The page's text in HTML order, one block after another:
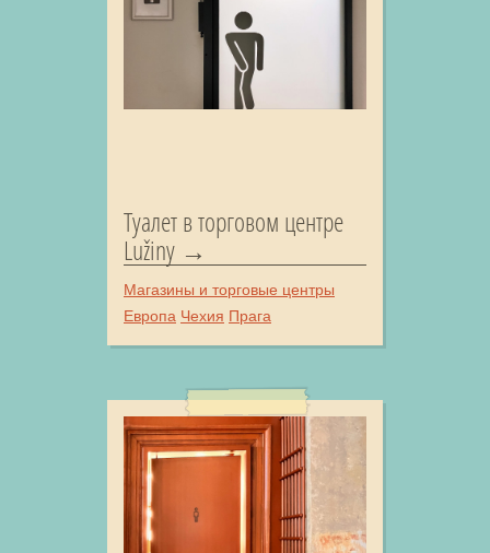
Туалет в торговом центре
Lužiny
Магазины и торговые центры
Европа Чехия Прага